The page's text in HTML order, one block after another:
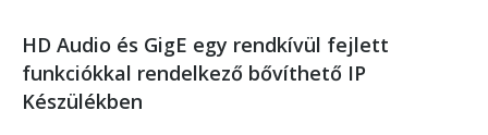
HD Audio és GigE egy rendkívül fejlett
funkciókkal rendelkező bővíthető IP
Készülékben